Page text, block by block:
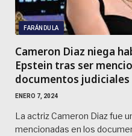
FARÁNDULA
Cameron Diaz niega
Epstein tras ser
documentos judiciales
ENERO 7, 2024
La actriz Cameron Diaz fue
mencionadas en los